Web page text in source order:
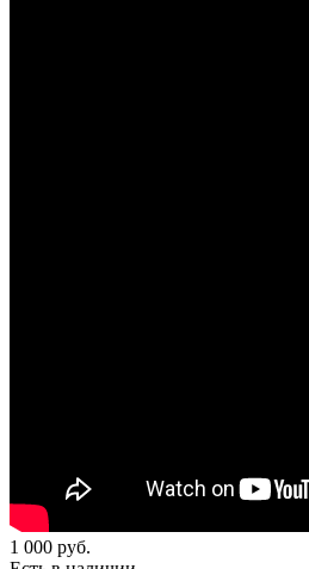
1 000 руб.